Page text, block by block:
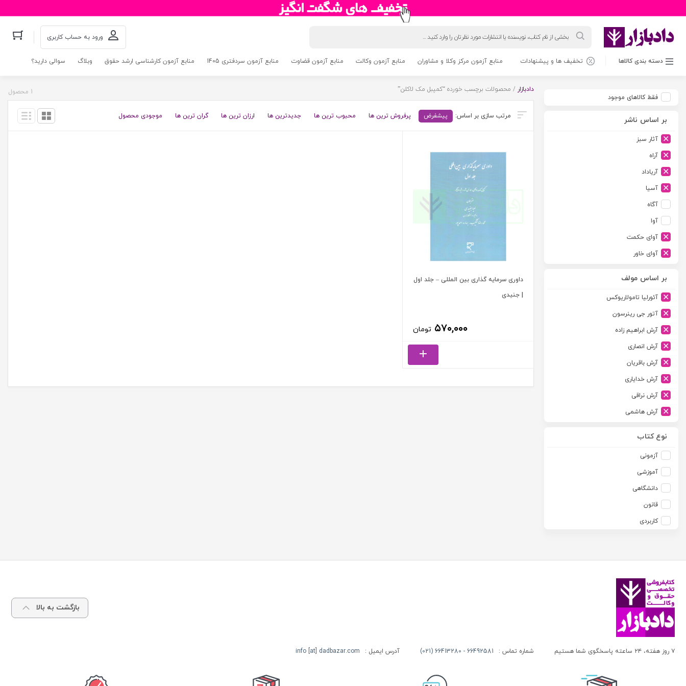
محصولات ورود به حساب کاربری
دسته بندی کالاها تخفیف ها و پیشنهادات منابع آزمون مرکز وکلا و مشاوران منابع آزمون وکالت منابع آزمون قضاوت منابع آزمون سردفتری 1405 منابع آزمون کارشناسی ارشد حقوق وبلاگ سوالی دارید؟
فقط کالاهای موجود
بر اساس ناشر
آثار سبز
آراه
آریاداد
آسیا
آگاه
آوا
آوای حکمت
آوای خاور
آیدین
ارجمند
ارسطو
ارشد
اسلامیه
اشکان
اطلاعات
امجد
امید انقلاب
بنگاه ترجمه و نشر کتاب پارسه
بهتاب
بهنامی
بهینه
بر اساس مولف
آئورلیا تامولاریوکس
آتور جی رینرسون
آرش ابراهیم زاده
آرش انصاری
آرش باقریان
آرش خدایاری
آرش نراقی
آرش هاشمی
آزاده صادقی
آزیتا قربانی رحیم
آلبرت ون دایسی
آلن ردفرن
آمنه باخدا
آنتونی آگوس
آندره لگراند
آندره مارمور
آندریاس کاکینیس
آیت الله العظمی سید ابوالقاسم خوئی
نوع کتاب
آزمونی
آموزشی
دانشگاهی
قانون
کاربردی
دادبازار / محصولات برچسب خورده “کمپبل مک لاکلن” 1 محصول
پیشفرض پرفروش ترین ها محبوب ترین ها جدیدترین ها ارزان ترین ها گران ترین ها موجودی محصول
داوری سرمایه گذاری بین المللی – جلد اول
| جنیدی
۵۷۰,۰۰۰ تومان
بازگشت به بالا
۷ روز هفته، ۲۴ ساعته پاسخگوی شما هستیم شماره تماس : 66492581 - 66413280 (021) آدرس ایمیل : info [at] dadbazar.com